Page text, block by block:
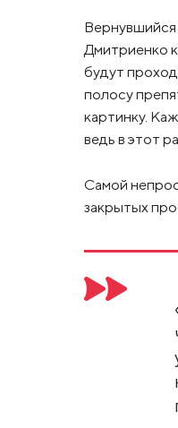
Вернувшийся
Дмитриенко
будут
полосу
картинку.
ведь в этот
Самой
закрытых